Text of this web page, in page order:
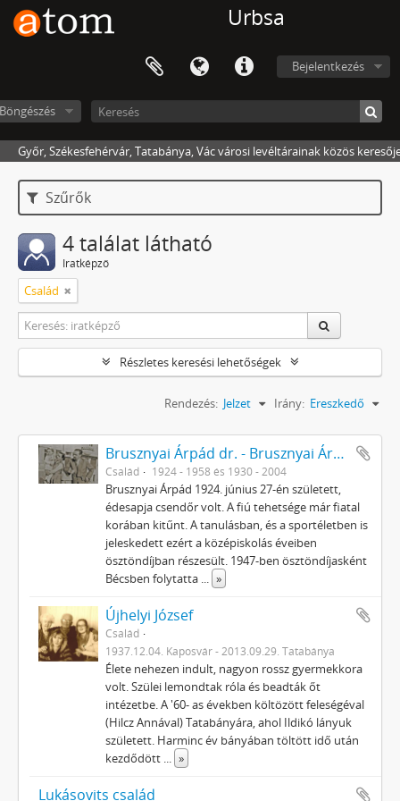
Urbsa
Bejelentkezés
Győr, Székesfehérvár, Tatabánya, Vác városi levéltárainak közös
Szűrők
4 találat látható
Iratképző
Család
Részletes keresési lehetőségek
Rendezés: Jelzet Irány: Ereszkedő
Brusznyai Árpád dr. - Brusznyai Árpádné Honti Ilona
Család 1924 - 1958 és 1930 - 2004
Brusznyai Árpád 1924. június 27-én született,
édesapja csendőr volt. A fiú tehetsége már fiatal
korában kitűnt. A tanulásban, és a sportéletben is
jeleskedett ezért a középiskolás éveiben
ösztöndíjban részesült. 1947-ben ösztöndíjasként
Bécsben folytatta ... »
Újhelyi József
Család
1937.12.04. Kaposvár - 2013.09.29. Tatabánya
Élete nehezen indult, nagyon rossz gyermekkora
volt. Szülei lemondtak róla és beadták őt
intézetbe. A '60- as években költözött feleségéval
(Hilcz Annával) Tatabányára, ahol Ildikó lányuk
született. Harminc év bányában töltött idő után
kezdődött ... »
Lukásovits család